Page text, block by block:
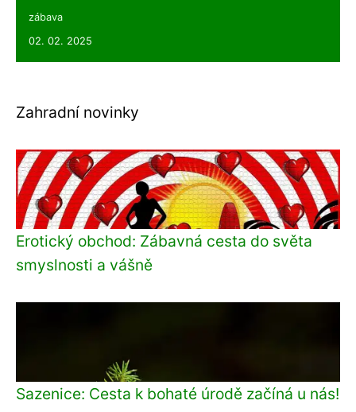
zábava
02. 02. 2025
Zahradní novinky
Erotický obchod: Zábavná cesta do světa
smyslnosti a vášně
Sazenice: Cesta k bohaté úrodě začíná u nás!